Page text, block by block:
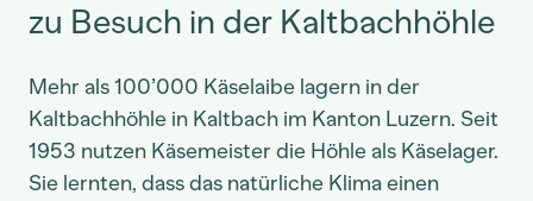
zu Besuch in der Kaltbachhöhle
Mehr als 100’000 Käselaibe lagern in der
Kaltbachhöhle in Kaltbach im Kanton Luzern. Seit
1953 nutzen Käsemeister die Höhle als Käselager.
Sie lernten, dass das natürliche Klima einen